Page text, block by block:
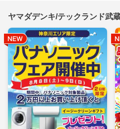
ヤマダデンキ/テックランド武